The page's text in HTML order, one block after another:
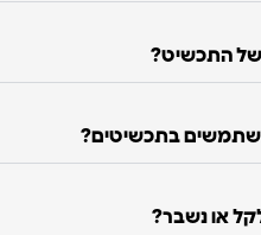
של התכשיט?
בתכשיטים?
או נשבר?